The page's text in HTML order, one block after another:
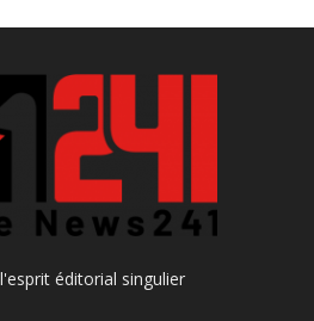
éditorial singulier